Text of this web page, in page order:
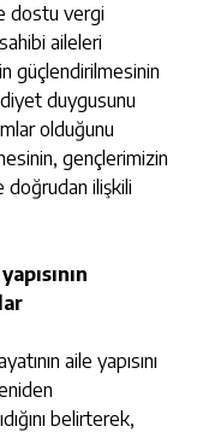
dostu vergi
aileleri
güçlendirilmesinin
duygusunu
olduğunu
gençlerimizin
ilişkili
aile yapısını
belirterek,